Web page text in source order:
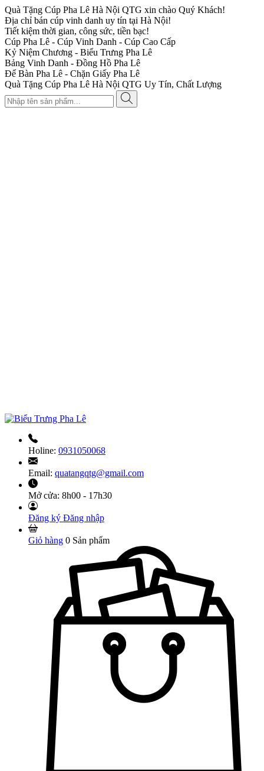
Quà Tặng Cúp Pha Lê Hà Nội QTG xin chào Quý Khách!
Địa chỉ bán cúp vinh danh uy tín tại Hà Nội!
Tiết kiệm thời gian, công sức, tiền bạc!
Cúp Pha Lê - Cúp Vinh Danh - Cúp Cao Cấp
Kỷ Niệm Chương - Biểu Trưng Pha Lê
Bảng Vinh Danh - Đồng Hồ Pha Lê
Để Bàn Pha Lê - Chặn Giấy Pha Lê
Quà Tặng Cúp Pha Lê Hà Nội QTG Uy Tín, Chất Lượng
Holine: 0931050068
Email: quatangqtg@gmail.com
Mở cửa: 8h00 - 17h30
Đăng ký Đăng nhập
Giỏ hàng 0 Sản phẩm